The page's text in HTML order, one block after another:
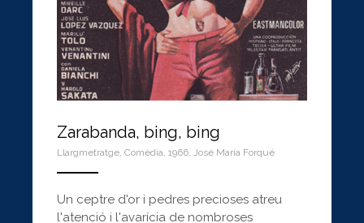
Zarabanda, bing, bing
Llargmetratge, Comèdia, 1966, José María Forqué
Un ceptre d'or i pedres precioses atreu
l'atenció i l'avarícia de nombroses